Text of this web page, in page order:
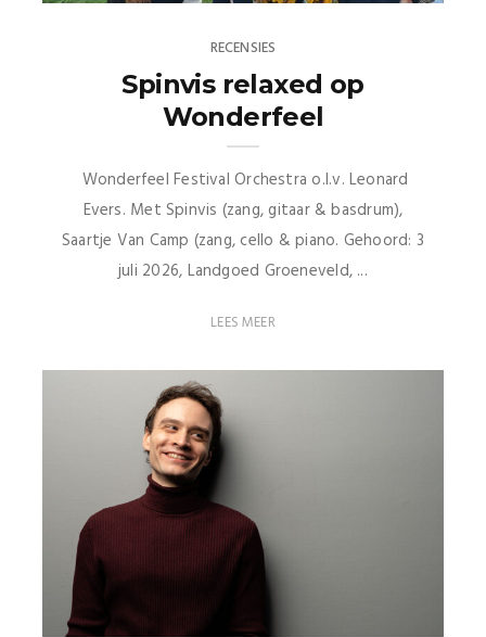
RECENSIES
Spinvis relaxed op
Wonderfeel
Wonderfeel Festival Orchestra o.l.v. Leonard
Evers. Met Spinvis (zang, gitaar & basdrum),
Saartje Van Camp (zang, cello & piano. Gehoord: 3
juli 2026, Landgoed Groeneveld, ...
LEES MEER